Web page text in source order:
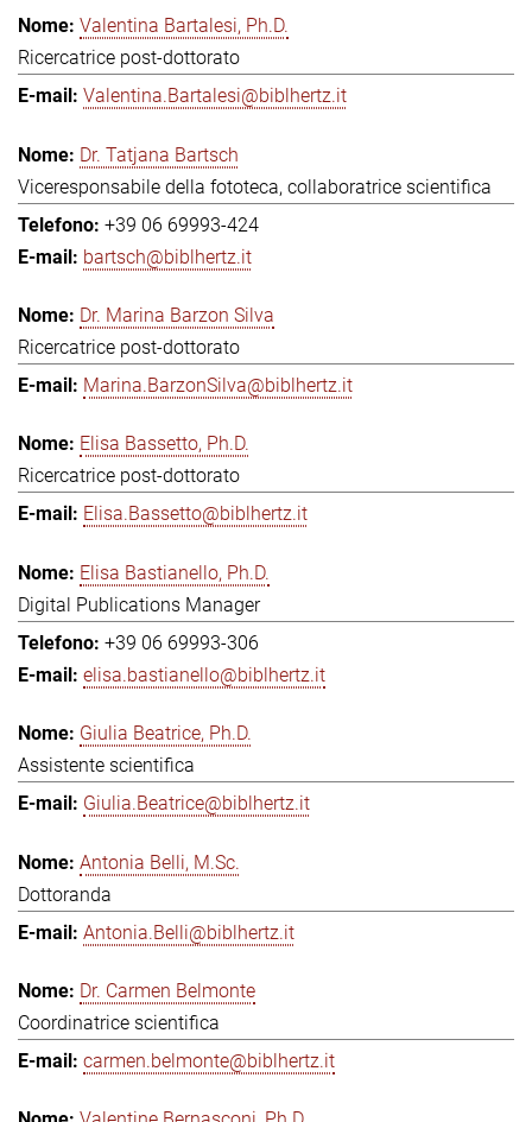
Valentina Bartalesi, Ph.D.
Ricercatrice post-dottorato
Valentina.Bartalesi@biblhertz.it
Dr. Tatjana Bartsch
Viceresponsabile della fototeca, collaboratrice scientifica
+39 06 69993-424
bartsch@biblhertz.it
Dr. Marina Barzon Silva
Ricercatrice post-dottorato
Marina.BarzonSilva@biblhertz.it
Elisa Bassetto, Ph.D.
Ricercatrice post-dottorato
Elisa.Bassetto@biblhertz.it
Elisa Bastianello, Ph.D.
Digital Publications Manager
+39 06 69993-306
elisa.bastianello@biblhertz.it
Giulia Beatrice, Ph.D.
Assistente scientifica
Giulia.Beatrice@biblhertz.it
Antonia Belli, M.Sc.
Dottoranda
Antonia.Belli@biblhertz.it
Dr. Carmen Belmonte
Coordinatrice scientifica
carmen.belmonte@biblhertz.it